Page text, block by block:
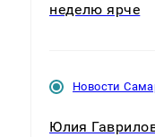
неделю ярче
Новости
Юлия